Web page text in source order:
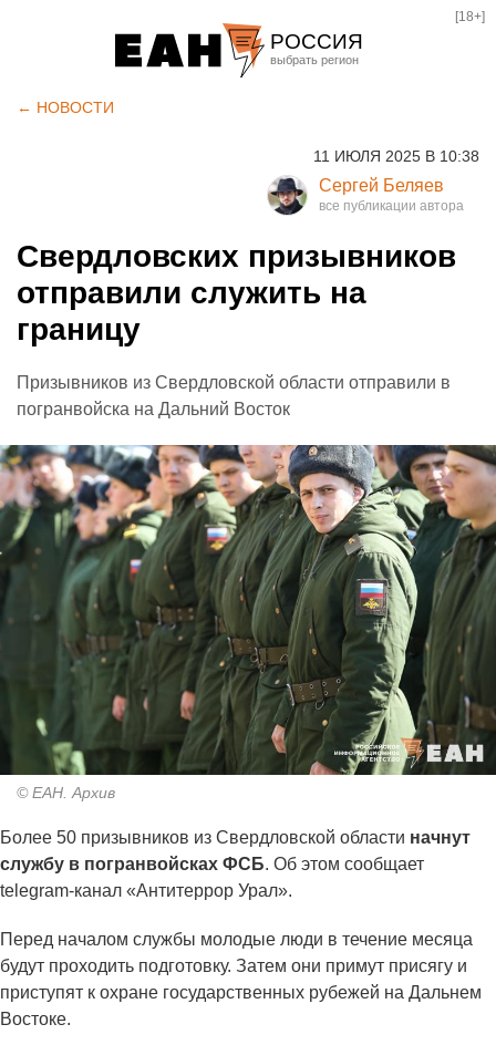
РОССИЯ
Курган
Оренбург
[18+]
← НОВОСТИ
11 ИЮЛЯ 2025 В 10:38
Сергей Беляев
Свердловских призывников
отправили служить на
границу
Призывников из Свердловской области отправили в
погранвойска на Дальний Восток
© ЕАН. Архив
Более 50 призывников из Свердловской области начнут
службу в погранвойсках ФСБ. Об этом сообщает
telegram-канал «Антитеррор Урал».
Перед началом службы молодые люди в течение месяца
будут проходить подготовку. Затем они примут присягу и
приступят к охране государственных рубежей на Дальнем
Востоке.